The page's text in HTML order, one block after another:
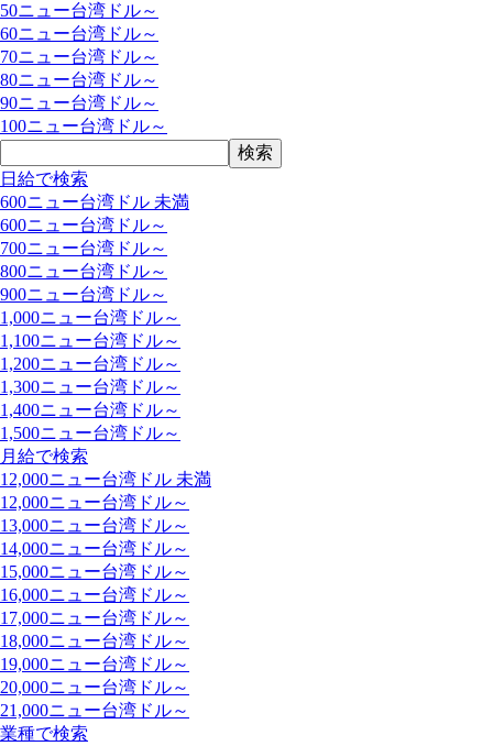
50ニュー台湾ドル～
60ニュー台湾ドル～
70ニュー台湾ドル～
80ニュー台湾ドル～
90ニュー台湾ドル～
100ニュー台湾ドル～
日給で検索
600ニュー台湾ドル 未満
600ニュー台湾ドル～
700ニュー台湾ドル～
800ニュー台湾ドル～
900ニュー台湾ドル～
1,000ニュー台湾ドル～
1,100ニュー台湾ドル～
1,200ニュー台湾ドル～
1,300ニュー台湾ドル～
1,400ニュー台湾ドル～
1,500ニュー台湾ドル～
月給で検索
12,000ニュー台湾ドル 未満
12,000ニュー台湾ドル～
13,000ニュー台湾ドル～
14,000ニュー台湾ドル～
15,000ニュー台湾ドル～
16,000ニュー台湾ドル～
17,000ニュー台湾ドル～
18,000ニュー台湾ドル～
19,000ニュー台湾ドル～
20,000ニュー台湾ドル～
21,000ニュー台湾ドル～
業種で検索